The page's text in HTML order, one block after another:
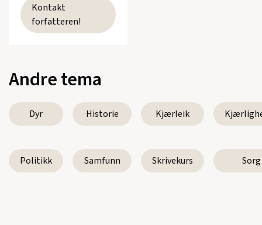
Kontakt
forfatteren!
Andre tema
Dyr Historie Kjærleik
Politikk Samfunn Skrivekurs Sorg